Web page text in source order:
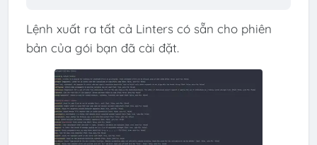
Lệnh xuất ra tất cả Linters có sẵn cho phiên
bản của gói bạn đã cài đặt.